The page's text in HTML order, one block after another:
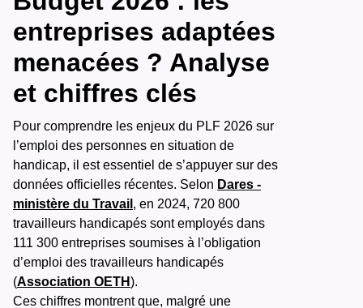
entreprises adaptées
menacées ? Analyse
et chiffres clés
Pour comprendre les enjeux du PLF 2026 sur
l’emploi des personnes en situation de
handicap, il est essentiel de s’appuyer sur des
données officielles récentes. Selon Dares -
ministère du Travail , en 2024, 720 800
travailleurs handicapés sont employés dans
111 300 entreprises soumises à l’obligation
d’emploi des travailleurs handicapés
(Association OETH).
Ces chiffres montrent que, malgré une